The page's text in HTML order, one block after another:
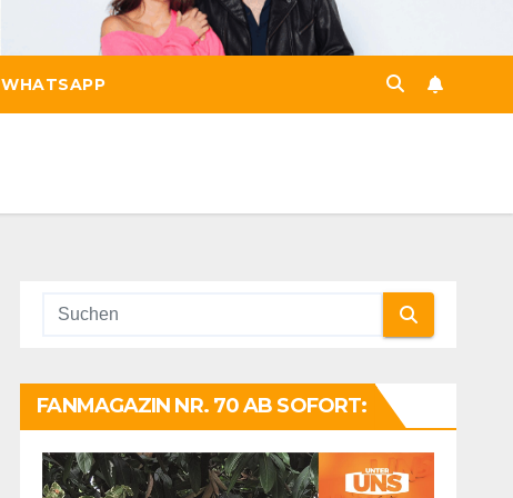
WHATSAPP
FANMAGAZIN NR. 70 AB SOFORT: